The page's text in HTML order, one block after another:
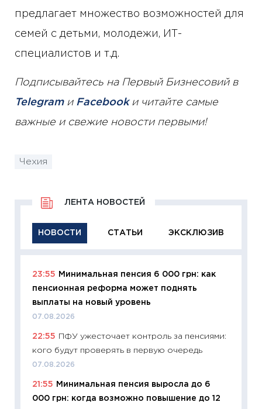
предлагает множество возможностей для
семей с детьми, молодежи, ИТ-
специалистов и т.д.
Подписывайтесь на Первый Бизнесовий в
Telegramи Facebookи читайте самые
важные и свежие новости первыми!
Чехия
НОВОСТИ СТАТЬИ ЭКСКЛЮЗИВ
ЛЕНТА НОВОСТЕЙ
23:55
Минимальная пенсия 6 000 грн: как
пенсионная реформа может поднять
выплаты на новый уровень
07.08.2026
22:55
ПФУ ужесточает контроль за пенсиями:
кого будут проверять в первую очередь
07.08.2026
21:55
Минимальная пенсия выросла до 6
000 грн: когда возможно повышение до 12